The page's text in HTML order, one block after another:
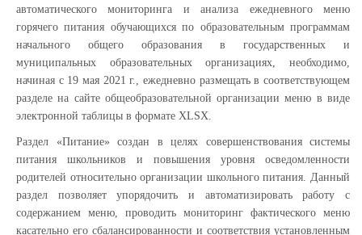
автоматического мониторинга и анализа ежедневного меню
горячего питания обучающихся по образовательным программам
начального общего образования в государственных и
муниципальных образовательных организациях, необходимо,
начиная с 19 мая 2021 г., ежедневно размещать в соответствующем
разделе на сайте общеобразовательной организации меню в виде
электронной таблицы в формате XLSX.
Раздел «Питание» создан в целях совершенствования системы
питания школьников и повышения уровня осведомленности
родителей относительно организации школьного питания. Данный
раздел позволяет упорядочить и автоматизировать работу с
содержанием меню, проводить мониторинг фактического меню
касательно его сбалансированности и соответствия установленным